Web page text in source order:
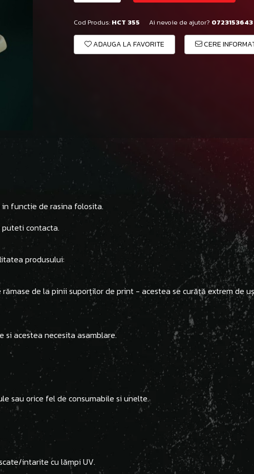
Cod Produs: HCT 355 Ai nevoie de ajutor? 0723153643
ADAUGA LA FAVORITE CERE
in functie de rasina folosita.
puteti contacta.
produsului:
de la pinii suporților de print - acestea se curăță extrem de
si acestea necesita asamblare.
sau orice fel de consumabile si unelte.
intarite cu lămpi UV.